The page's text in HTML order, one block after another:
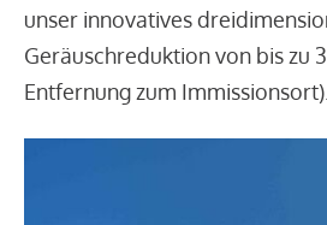
unser innovatives
Geräuschreduktion von bis zu
Entfernung zum Immissionsort).